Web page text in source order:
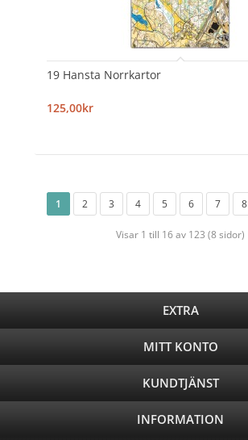
19 Hansta Norrkartor
125,00kr
1 2 3 4 5 6 7 8
Visar 1 till 16 av 123 (8 sidor)
EXTRA
MITT KONTO
KUNDTJÄNST
INFORMATION